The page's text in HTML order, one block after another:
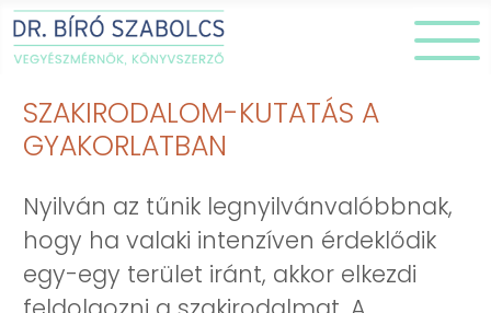
SZAKIRODALOM-KUTATÁS A
GYAKORLATBAN
Nyilván az tűnik legnyilvánvalóbbnak,
hogy ha valaki intenzíven érdeklődik
egy-egy terület iránt, akkor elkezdi